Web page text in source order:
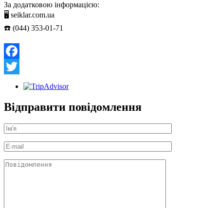
За додатковою інформацією:
🖥 seiklar.com.ua
☎️ (044) 353-01-71
Facebook
Twitter
Відправити повідомлення